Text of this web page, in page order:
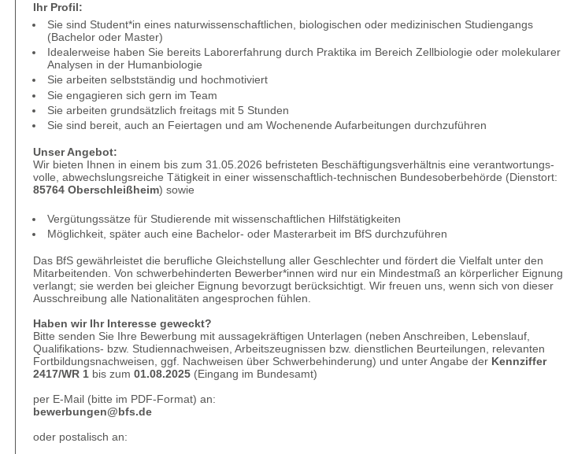
Ihr Profil:
Sie sind Student*in eines natur­wissenschaftlichen, biologischen oder medizinischen Studiengangs
(Bachelor oder Master)
Idealerweise haben Sie bereits Laborerfahrung durch Praktika im Bereich Zellbiologie oder molekularer
Analysen in der Humanbiologie
Sie arbeiten selbstständig und hochmotiviert
Sie engagieren sich gern im Team
Sie arbeiten grundsätzlich freitags mit 5 Stunden
Sie sind bereit, auch an Feiertagen und am Wochenende Auf­arbeitungen durchzuführen
Unser Angebot:
Wir bieten Ihnen in einem bis zum 31.05.2026 befristeten Beschäftigungsverhältnis eine verantwortungs-
volle, abwechslungsreiche Tätigkeit in einer wissenschaftlich-technischen Bundesoberbehörde (Dienstort:
85764 Oberschleißheim) sowie
Vergütungssätze für Studierende mit wissenschaftlichen Hilfs­tätigkeiten
Möglichkeit, später auch eine Bachelor- oder Masterarbeit im BfS durchzuführen
Das BfS gewährleistet die berufliche Gleichstellung aller Geschlechter und fördert die Vielfalt unter den
Mitarbeitenden. Von schwer­behinderten Bewerber*innen wird nur ein Mindestmaß an körperlicher Eignung
verlangt; sie werden bei gleicher Eignung bevorzugt berücksichtigt. Wir freuen uns, wenn sich von dieser
Ausschreibung alle Nationalitäten angesprochen fühlen.
Haben wir Ihr Interesse geweckt?
Bitte senden Sie Ihre Bewerbung mit aussagekräftigen Unterlagen (neben Anschreiben, Lebenslauf,
Qualifikations- bzw. Studien­nachweisen, Arbeitszeugnissen bzw. dienstlichen Beurteilungen, relevanten
Fortbildungsnachweisen, ggf. Nachweisen über Schwerbehinderung) und unter Angabe der Kennziffer
2417/WR 1bis zum 01.08.2025(Eingang im Bundesamt)
per E-Mail (bitte im PDF-Format) an:
bewerbungen@bfs.de
oder postalisch an: